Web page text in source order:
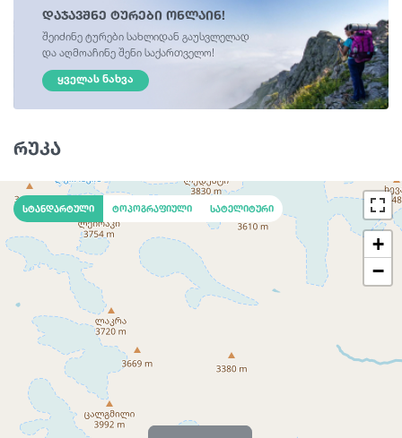
დაჯავშნე ტურები ონლაინ!
შეიძინე ტურები სახლიდან გაუსვლელად
და აღმოაჩინე შენი საქართველო!
ᲧᲕᲔᲚᲐᲡ ᲜᲐᲮᲕᲐ
რუკა
+
−
სტანდარტული ტოპოგრაფიული სატელიტური